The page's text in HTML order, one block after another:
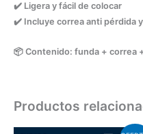
✔️ Ligera y fácil de colocar
✔️ Incluye correa anti pérdida
📦 Contenido: funda + correa
Productos